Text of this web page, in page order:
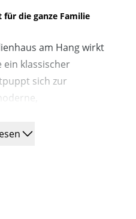
für die ganze Familie
am Hang wirkt
ein klassischer
sich zur
Balkon,